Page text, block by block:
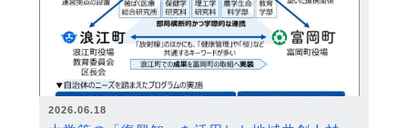
2026.06.18